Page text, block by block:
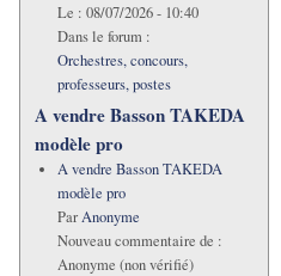
Le : 08/07/2026 - 10:40
Dans le forum :
Orchestres, concours,
professeurs, postes
A vendre Basson TAKEDA
modèle pro
A vendre Basson TAKEDA
modèle pro
ParAnonyme
Nouveau commentaire de :
Anonyme (non vérifié)